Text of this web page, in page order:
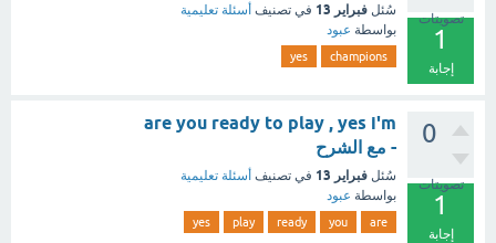
تصويتات
1
إجابة
سُئل فبراير 13 في تصنيف أسئلة تعليمية
بواسطة عبود
champions
yes
0
تصويتات
1
إجابة
are you ready to play , yes i'm
- مع الشرح
سُئل فبراير 13 في تصنيف أسئلة تعليمية
بواسطة عبود
are
you
ready
play
yes